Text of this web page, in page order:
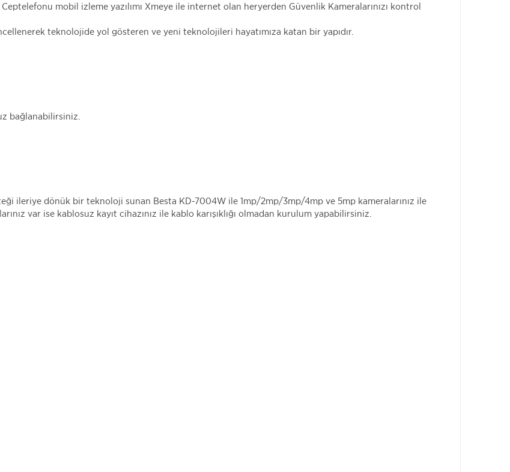
mobil izleme yazılımı Xmeye ile internet olan heryerden Güvenlik Kameralarınızı kontrol
teknolojide yol gösteren ve yeni teknolojileri hayatımıza katan bir yapıdır.
bağlanabilirsiniz.
ileriye dönük bir teknoloji sunan Besta KD-7004W ile 1mp/2mp/3mp/4mp ve 5mp kameralarınız ile
var ise kablosuz kayıt cihazınız ile kablo karışıklığı olmadan kurulum yapabilirsiniz.